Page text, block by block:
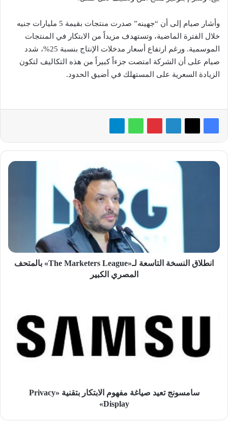
وأشار صيام إلى أن “جهينه” صدرت منتجات بقيمة 5 مليارات جنيه
خلال الفترة الماضية، وتستهدف مزيداً من الابتكار في المنتجات
الموسمية. ورغم ارتفاع أسعار مدخلات الإنتاج بنسبة 25%، شدد
صيام على أن الشركة امتصت جزءاً كبيراً من هذه التكاليف لتكون
الزيادة السعرية على المستهلك في أضيق الحدود.
انطلاق
الكبير
انطلاق النسخة التاسعة لـ«The Marketers League» بالمتحف
المصري الكبير
صياغة
بتقنية
«Privacy
سامسونج تعيد صياغة مفهوم الابتكار بتقنية «Privacy
Display»